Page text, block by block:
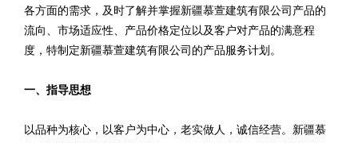
各方面的需求，及时了解并掌握新疆慕萱建筑有限公司产品的
流向、市场适应性、产品价格定位以及客户对产品的满意程
度，特制定新疆慕萱建筑有限公司的产品服务计划。
一、指导思想
以品种为核心，以客户为中心，老实做人，诚信经营。新疆慕